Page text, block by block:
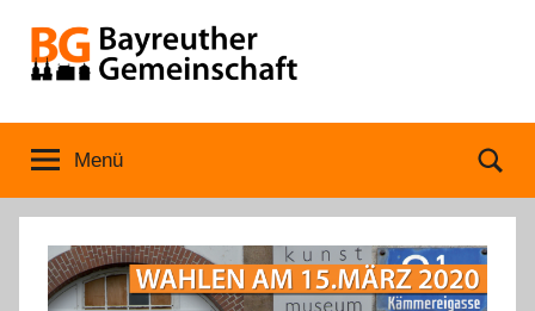
Inhalt
springen
Bayreuther
Gemeinschaft
Menü